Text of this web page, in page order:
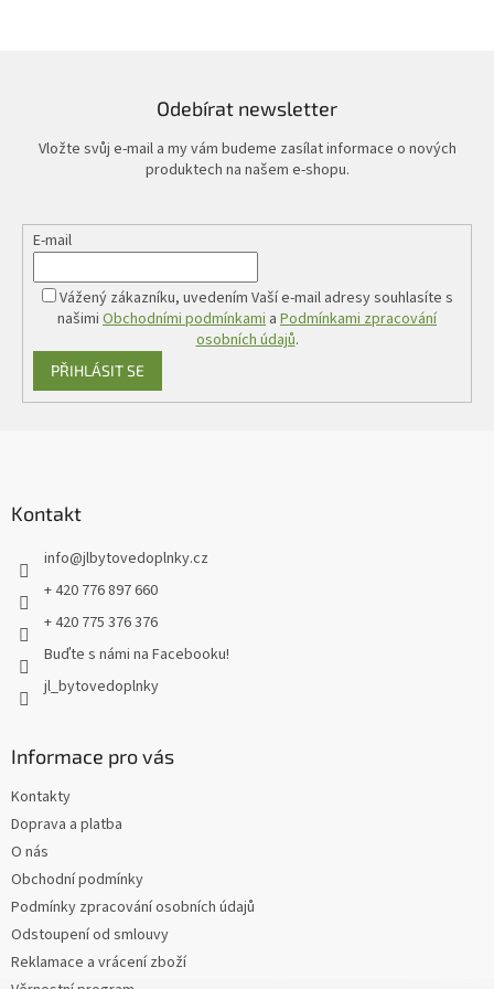
Odebírat newsletter
Vložte svůj e-mail a my vám budeme zasílat informace o nových
produktech na našem e-shopu.
E-mail
Vážený zákazníku, uvedením Vaší e-mail adresy souhlasíte s
našimi Obchodními podmínkami a Podmínkami zpracování
osobních údajů.
PŘIHLÁSIT SE
Kontakt
info@jlbytovedoplnky.cz
+ 420 776 897 660
+ 420 775 376 376
Buďte s námi na Facebooku!
jl_bytovedoplnky
Informace pro vás
Kontakty
Doprava a platba
O nás
Obchodní podmínky
Podmínky zpracování osobních údajů
Odstoupení od smlouvy
Reklamace a vrácení zboží